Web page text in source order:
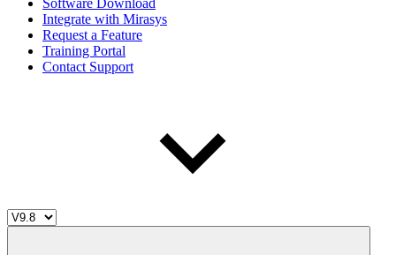
Software Download
Integrate with Mirasys
Request a Feature
Training Portal
Contact Support